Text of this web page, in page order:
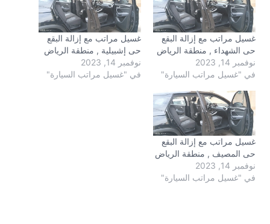
غسيل مراتب مع إزالة البقع
حى الشهداء , منطقة الرياض
نوفمبر 14, 2023
في "غسيل مراتب السيارة"
غسيل مراتب مع إزالة البقع
حى إشبيلية , منطقة الرياض
نوفمبر 14, 2023
في "غسيل مراتب السيارة"
غسيل مراتب مع إزالة البقع
حى المصيف , منطقة الرياض
نوفمبر 14, 2023
في "غسيل مراتب السيارة"